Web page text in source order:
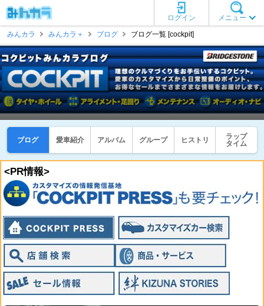
メニュー
ログイン
みんカラ
みんカラ＋ ブログ ブログ一覧 [cockpit]
ブログ 愛車紹介 アルバム グループ ヒストリ
ラップ
タイム
<PR情報>